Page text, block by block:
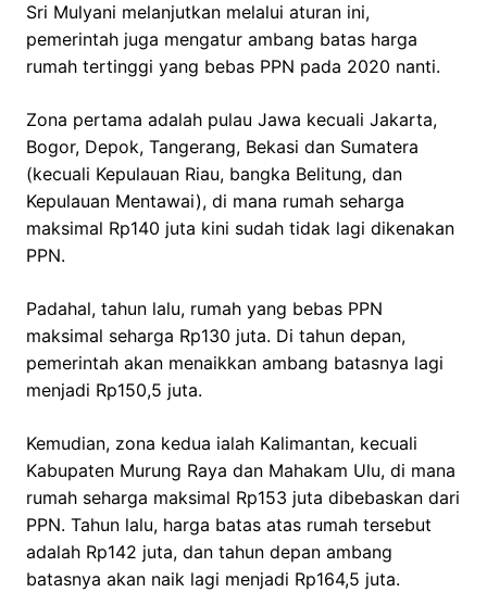
Sri Mulyani melanjutkan melalui aturan ini,
pemerintah juga mengatur ambang batas harga
rumah tertinggi yang bebas PPN pada 2020 nanti.
Zona pertama adalah pulau Jawa kecuali Jakarta,
Bogor, Depok, Tangerang, Bekasi dan Sumatera
(kecuali Kepulauan Riau, bangka Belitung, dan
Kepulauan Mentawai), di mana rumah seharga
maksimal Rp140 juta kini sudah tidak lagi dikenakan
PPN.
Padahal, tahun lalu, rumah yang bebas PPN
maksimal seharga Rp130 juta. Di tahun depan,
pemerintah akan menaikkan ambang batasnya lagi
menjadi Rp150,5 juta.
Kemudian, zona kedua ialah Kalimantan, kecuali
Kabupaten Murung Raya dan Mahakam Ulu, di mana
rumah seharga maksimal Rp153 juta dibebaskan dari
PPN. Tahun lalu, harga batas atas rumah tersebut
adalah Rp142 juta, dan tahun depan ambang
batasnya akan naik lagi menjadi Rp164,5 juta.